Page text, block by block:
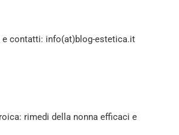
e contatti: info(at)blog-estetica.it
rimedi della nonna efficaci e